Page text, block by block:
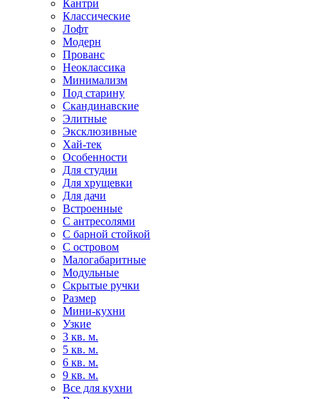
Кантри
Классические
Лофт
Модерн
Прованс
Неоклассика
Минимализм
Под старину
Скандинавские
Элитные
Эксклюзивные
Хай-тек
Особенности
Для студии
Для хрущевки
Для дачи
Встроенные
С антресолями
С барной стойкой
С островом
Малогабаритные
Модульные
Скрытые ручки
Размер
Мини-кухни
Узкие
3 кв. м.
5 кв. м.
6 кв. м.
9 кв. м.
Все для кухни